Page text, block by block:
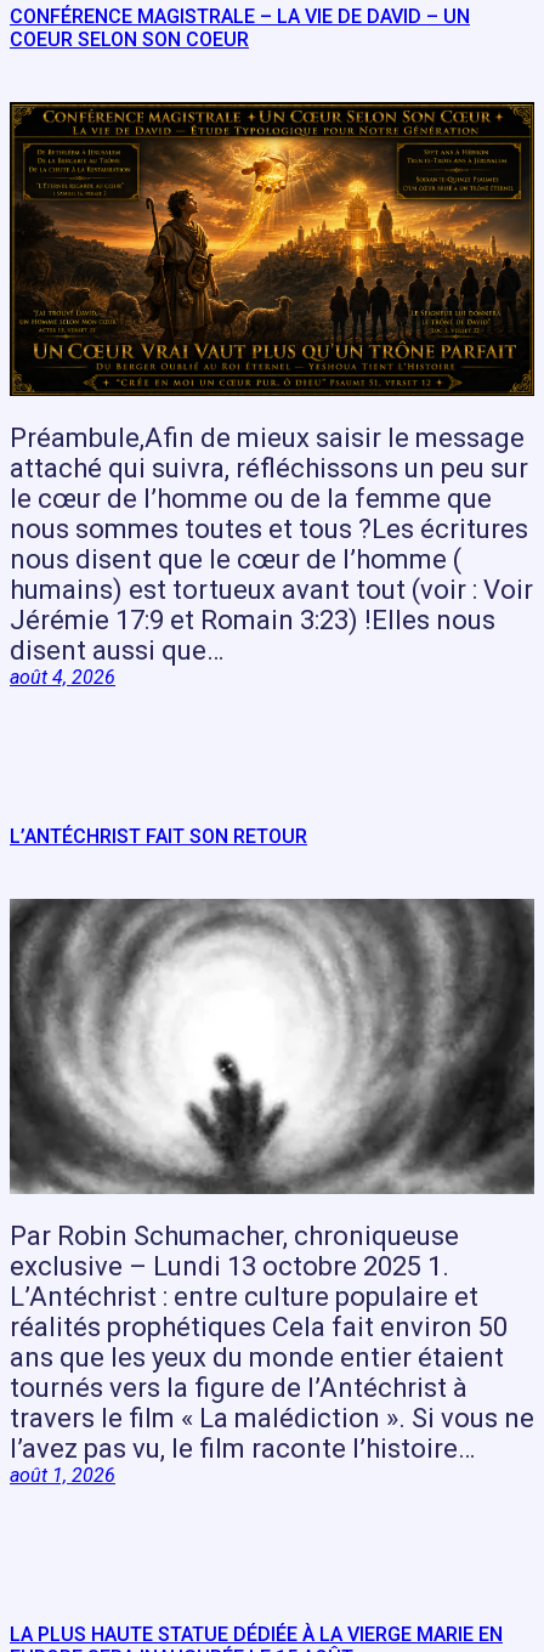
CONFÉRENCE MAGISTRALE – LA VIE DE DAVID – UN
COEUR SELON SON COEUR
Préambule,Afin de mieux saisir le message
attaché qui suivra, réfléchissons un peu sur
le cœur de l’homme ou de la femme que
nous sommes toutes et tous ?Les écritures
nous disent que le cœur de l’homme (
humains) est tortueux avant tout (voir : Voir
Jérémie 17:9 et Romain 3:23) !Elles nous
disent aussi que…
août 4, 2026
L’ANTÉCHRIST FAIT SON RETOUR
Par Robin Schumacher, chroniqueuse
exclusive – Lundi 13 octobre 2025 1.
L’Antéchrist : entre culture populaire et
réalités prophétiques Cela fait environ 50
ans que les yeux du monde entier étaient
tournés vers la figure de l’Antéchrist à
travers le film « La malédiction ». Si vous ne
l’avez pas vu, le film raconte l’histoire…
août 1, 2026
LA PLUS HAUTE STATUE DÉDIÉE À LA VIERGE MARIE EN